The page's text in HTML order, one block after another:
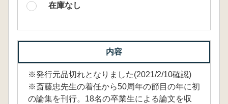
在庫なし
内容
※発行元品切れとなりました(2021/2/10確認)
※斎藤忠先生の着任から50周年の節目の年に初
の論集を刊行。18名の卒業生による論文を収